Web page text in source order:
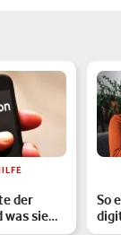
der
was sie
So
mit